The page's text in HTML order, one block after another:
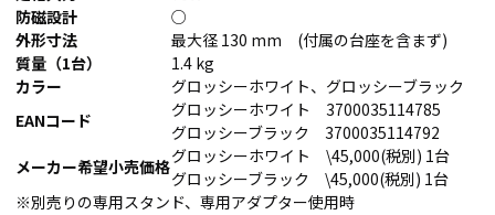
防磁設計
○
外形寸法
最大径 130 mm (付属の台座を含まず)
質量（1台）
1.4 kg
カラー
グロッシーホワイト、グロッシーブラック
EANコード
グロッシーホワイト 3700035114785
グロッシーブラック 3700035114792
メーカー希望小売価格グロッシーホワイト \45,000(税別) 1台
グロッシーブラック \45,000(税別) 1台
※別売りの専用スタンド、専用アダプター使用時